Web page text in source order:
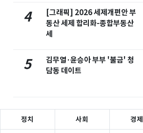
4
[그래픽] 2026 세제개편안 부
동산 세제 합리화-종합부동산
세
5
김무열·윤승아 부부 '불금' 청
담동 데이트
정치 사회 경제